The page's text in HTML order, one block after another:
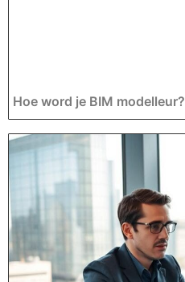
Hoe word je BIM modelleur?